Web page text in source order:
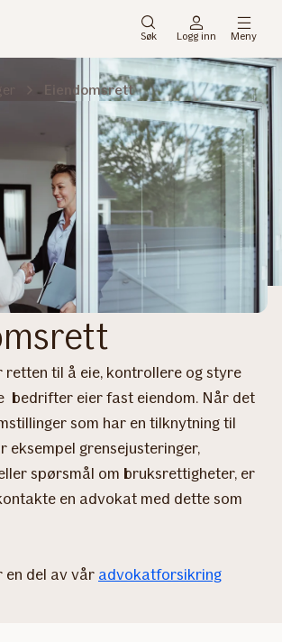
Søk Logg inn Meny
Eiendomsrett
retten til å eie, kontrollere og styre
bedrifter eier fast eiendom. Når det
som har en tilknytning til
eksempel grensejusteringer,
spørsmål om bruksrettigheter, er
en advokat med dette som
en del av vår advokatforsikring